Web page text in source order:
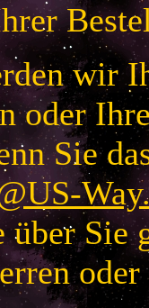
wir
oder
Sie
Sie